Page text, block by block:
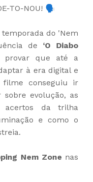
TO-NOU! 🗣️
do 'Nem
de ‘O Diabo
provar que até a
à era digital e
filme conseguiu ir
evolução, as
acertos da trilha
e como o
Nem Zone nas